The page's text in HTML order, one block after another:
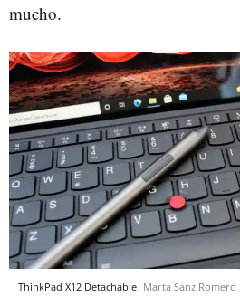
mucho.
ThinkPad X12 Detachable Marta Sanz Romero